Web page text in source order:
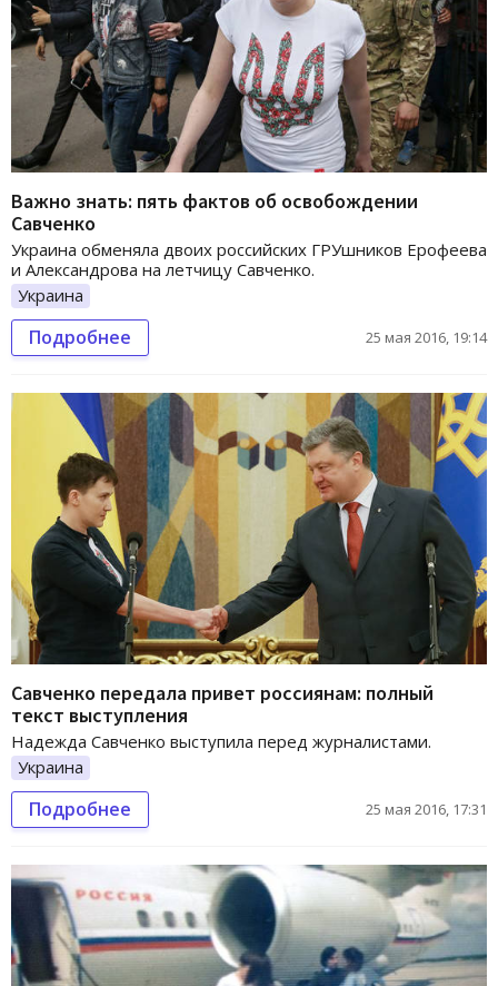
Важно знать: пять фактов об освобождении
Савченко
Украина обменяла двоих российских ГРУшников Ерофеева
и Александрова на летчицу Савченко.
Украина
Подробнее 25 мая 2016, 19:14
Савченко передала привет россиянам: полный
текст выступления
Надежда Савченко выступила перед журналистами.
Украина
Подробнее 25 мая 2016, 17:31